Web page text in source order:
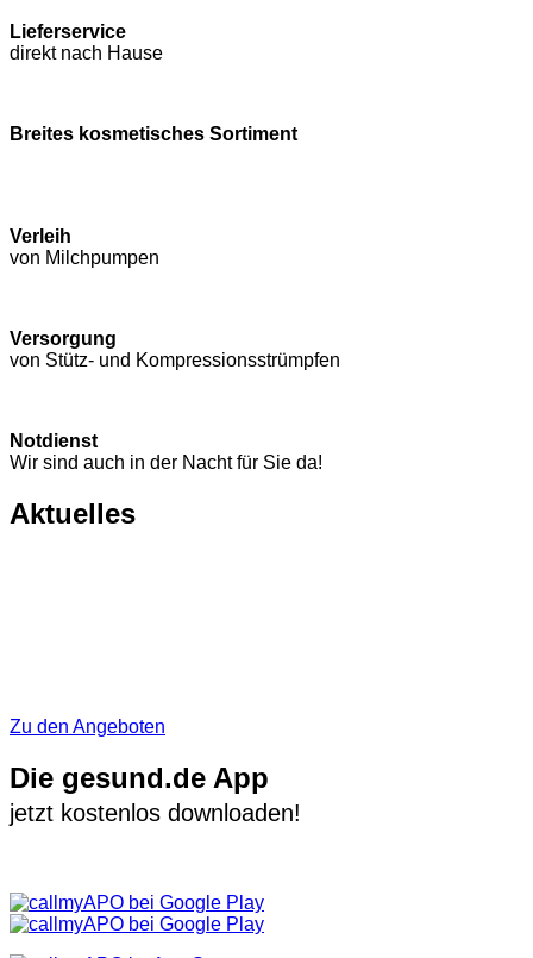
Lieferservice
direkt nach Hause
Breites kosmetisches Sortiment
Verleih
von Milchpumpen
Versorgung
von Stütz- und Kompressions­strümpfen
Notdienst
Wir sind auch in der Nacht für Sie da!
Aktuelles
Zu den Angeboten
Die gesund.de App
jetzt kostenlos downloaden!